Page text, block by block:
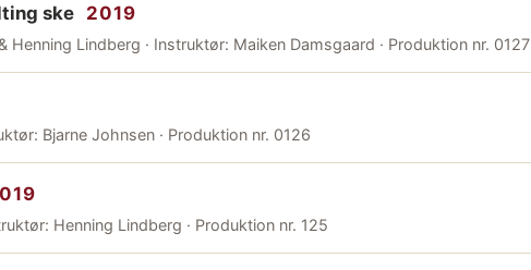
ske 2019
Henning Lindberg · Instruktør: Maiken Damsgaard · Produktion nr. 0127
Bjarne Johnsen · Produktion nr. 0126
Henning Lindberg · Produktion nr. 125